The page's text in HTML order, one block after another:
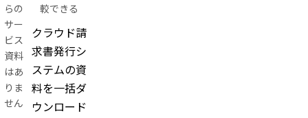
らの
サー
ビス
資料
はあ
りま
せん
較できる
クラウド請
求書発行シ
ステムの資
料を一括ダ
ウンロード